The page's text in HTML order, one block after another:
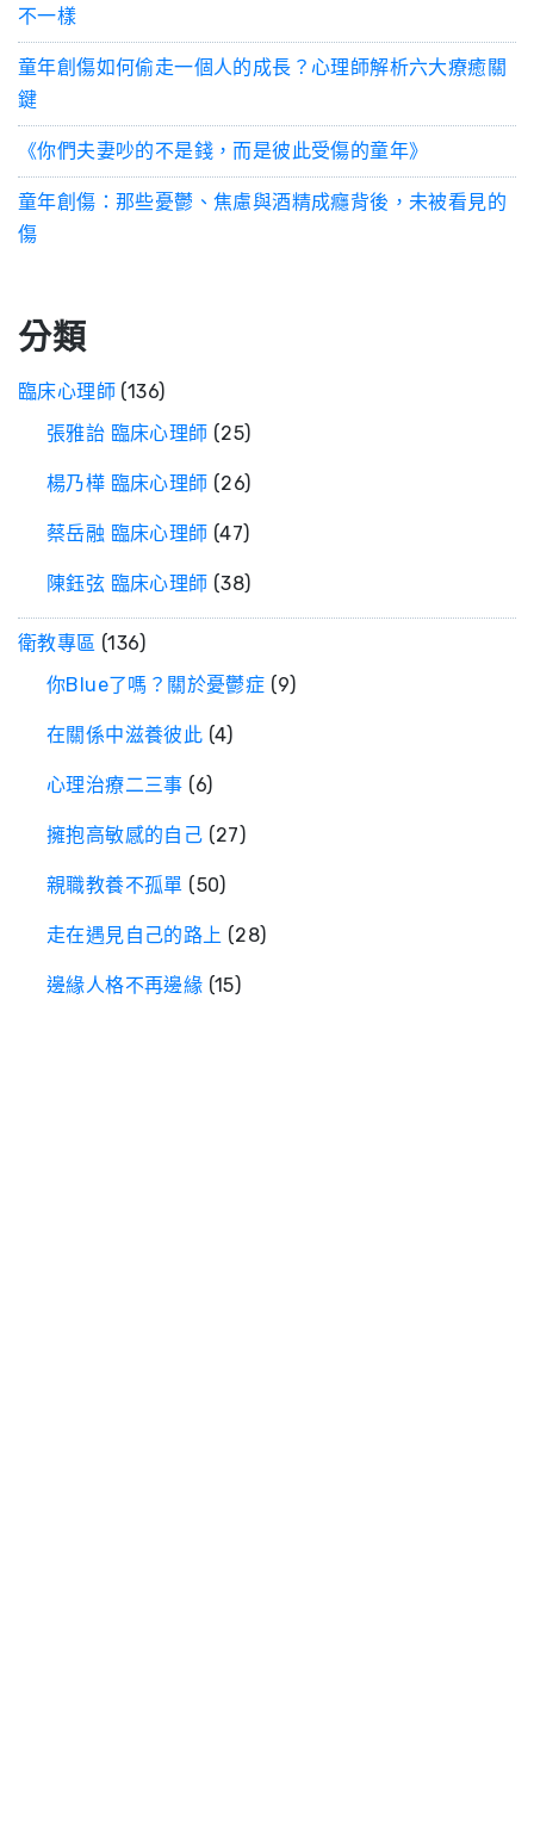
不一樣
童年創傷如何偷走一個人的成長？心理師解析六大療癒關
鍵
《你們夫妻吵的不是錢，而是彼此受傷的童年》
童年創傷：那些憂鬱、焦慮與酒精成癮背後，未被看見的
傷
分類
臨床心理師 (136)
張雅詒 臨床心理師 (25)
楊乃樺 臨床心理師 (26)
蔡岳融 臨床心理師 (47)
陳鈺弦 臨床心理師 (38)
衛教專區 (136)
你Blue了嗎？關於憂鬱症 (9)
在關係中滋養彼此 (4)
心理治療二三事 (6)
擁抱高敏感的自己 (27)
親職教養不孤單 (50)
走在遇見自己的路上 (28)
邊緣人格不再邊緣 (15)